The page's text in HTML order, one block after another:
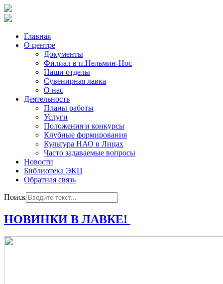
Главная
О центре
Документы
Филиал в п.Нельмин-Нос
Наши отделы
Сувенирная лавка
О нас
Деятельность
Планы работы
Услуги
Положения и конкурсы
Клубные формирования
Культура НАО в Лицах
Часто задаваемые вопросы
Новости
Библиотека ЭКЦ
Обратная связь
Поиск
НОВИНКИ В ЛАВКЕ!